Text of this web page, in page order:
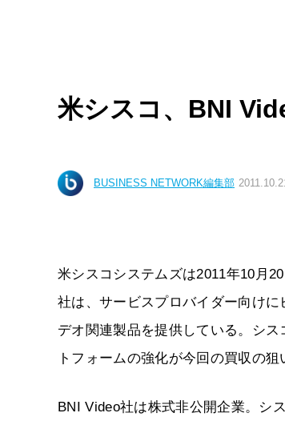
米シスコ、BNI
BUSINESS NETWORK編集部
米シスコシステムズは2011年10月
社は、サービスプロバイダー向け
デオ関連製品を提供している。シ
トフォームの強化が今回の買収の狙
BNI Video社は株式非公開企業。シ